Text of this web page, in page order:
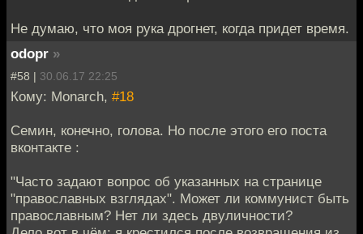
Не думаю, что моя рука дрогнет, когда придет время.
odopr »
#58 | 30.06.17 22:25
Кому: Monarch, #18
Семин, конечно, голова. Но после этого его поста
вконтакте :
"Часто задают вопрос об указанных на странице
"православных взглядах". Может ли коммунист быть
православным? Нет ли здесь двуличности?